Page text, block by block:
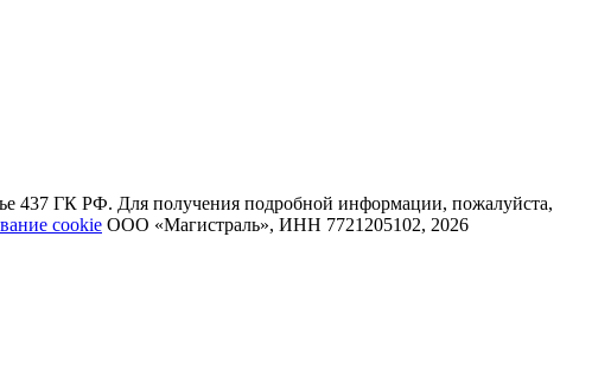
437 ГК РФ. Для получения подробной информации, пожалуйста,
сookie ООО «Магистраль», ИНН 7721205102, 2026